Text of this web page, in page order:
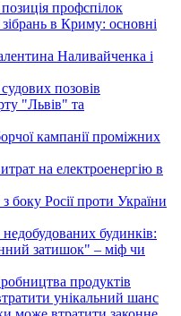
профспілок
в Криму: основні
Наливайченка і
позовів
"Львів" та
кампанії проміжних
на електроенергію в
боку Росії проти України
будинків:
затишок" – міф чи
продуктів
унікальний шанс